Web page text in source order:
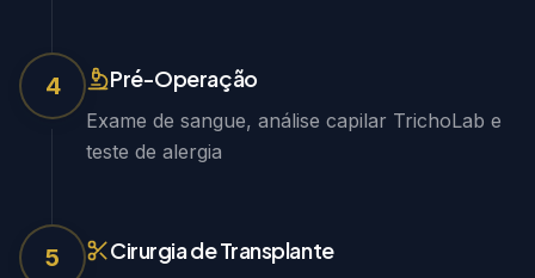
4 Pré-Operação
Exame de sangue, análise capilar TrichoLab e
teste de alergia
5 Cirurgia de Transplante